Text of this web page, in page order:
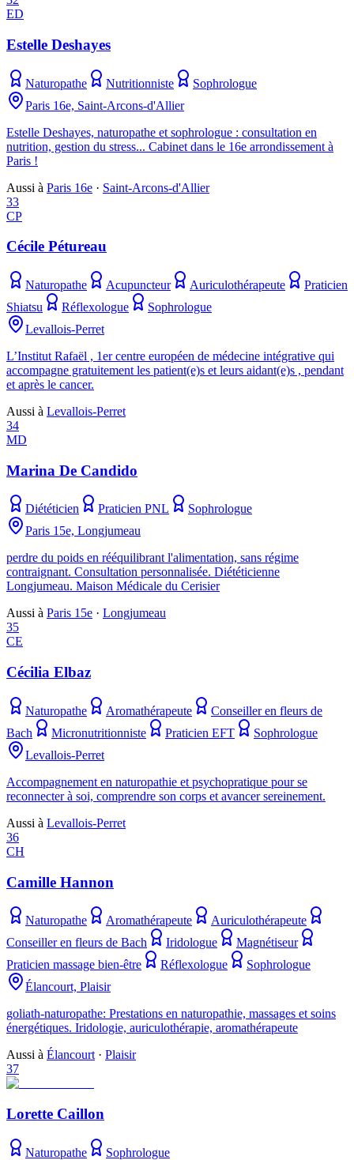
ED
Estelle Deshayes
Naturopathe Nutritionniste
Sophrologue
Paris 16e, Saint-Arcons-d'Allier
Estelle Deshayes, naturopathe et sophrologue : consultation en
nutrition, gestion du stress... Cabinet dans le 16e arrondissement à
Paris !
Aussi à Paris 16e · Saint-Arcons-d'Allier
33
CP
Cécile Pétureau
Naturopathe Acupuncteur Auriculothérapeute
Praticien
Shiatsu
Réflexologue
Sophrologue
Levallois-Perret
L’Institut Rafaël , 1er centre européen de médecine intégrative qui
accompagne gratuitement les patient(e)s et leurs aidant(e)s , pendant
et après le cancer.
Aussi à Levallois-Perret
34
MD
Marina De Candido
Diététicien Praticien PNL
Sophrologue
Paris 15e, Longjumeau
perdre du poids en rééquilibrant l'alimentation, sans régime
contraignant. Consultation personnalisée. Diététicienne
Longjumeau. Maison Médicale du Cerisier
Aussi à Paris 15e · Longjumeau
35
CE
Cécilia Elbaz
Naturopathe Aromathérapeute
Conseiller en fleurs de
Bach
Micronutritionniste Praticien EFT
Sophrologue
Levallois-Perret
Accompagnement en naturopathie et psychopratique pour se
reconnecter à soi, comprendre son corps et avancer sereinement.
Aussi à Levallois-Perret
36
CH
Camille Hannon
Naturopathe Aromathérapeute
Auriculothérapeute
Conseiller en fleurs de Bach
Iridologue
Magnétiseur
Praticien massage bien-être
Réflexologue
Sophrologue
Élancourt, Plaisir
goliath-naturopathe: Prestations en naturopathie, massages et soins
énergétiques. Iridologie, auriculothérapie, aromathérapeute
Aussi à Élancourt · Plaisir
37
Lorette Caillon
Naturopathe
Sophrologue